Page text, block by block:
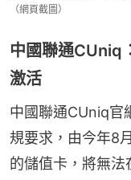
（網頁截圖）
中國聯通
激活
中國聯通CUniq官
規要求，由今年8
的儲值卡，將無